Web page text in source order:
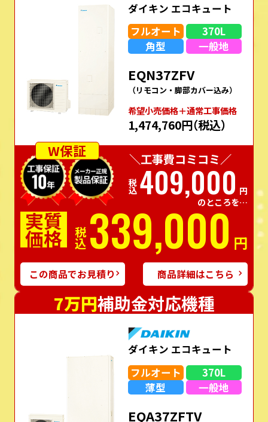
ダイキン エコキュート
フルオート
370L
角型
一般地
EQN37ZFV
（リモコン・脚部カバー込み）
希望⼩売価格＋通常⼯事価格
1,474,760円（税込）
W保証
＼工事費コミコミ／
税込409,000 円
のところを…
実質
価格 税込339,000 円
この商品でお見積り 商品詳細はこちら
7万円補助金対応機種
ダイキン エコキュート
フルオート
370L
薄型
一般地
EQA37ZFTV